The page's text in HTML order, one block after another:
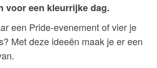
voor een kleurrijke dag.
een Pride-evenement of vier je
Met deze ideeën maak je er een